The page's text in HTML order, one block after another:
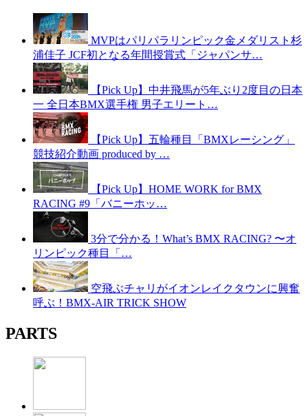
MVPはパリパラリンピック金メダリスト杉
浦佳子 JCF初となる年間授賞式「ジャパンサ…
【Pick Up】中井飛馬が5年ぶり2度目の日本
一 全日本BMX選手権 男子エリート…
【Pick Up】五輪種目「BMXレーシング」
競技紹介動画 produced by …
【Pick Up】HOME WORK for BMX
RACING #9「バニーホッ…
3分で分かる！What’s BMX RACING? 〜オ
リンピック種目「…
空飛ぶチャリがイオンレイクタウンに興奮
呼ぶ！BMX-AIR TRICK SHOW
PARTS